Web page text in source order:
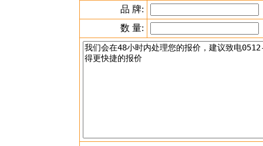
品 牌:
数 量: